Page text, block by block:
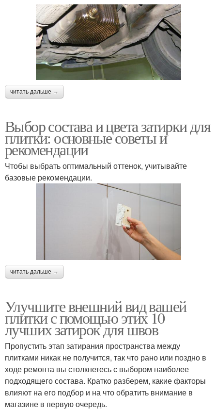
читать дальше →
Выбор состава и цвета затирки для
плитки: основные советы и
рекомендации
Чтобы выбрать оптимальный оттенок, учитывайте
базовые рекомендации.
читать дальше →
Улучшите внешний вид вашей
плитки с помощью этих 10
лучших затирок для швов
Пропустить этап затирания пространства между
плитками никак не получится, так что рано или поздно в
ходе ремонта вы столкнетесь с выбором наиболее
подходящего состава. Кратко разберем, какие факторы
влияют на его подбор и на что обратить внимание в
магазине в первую очередь.